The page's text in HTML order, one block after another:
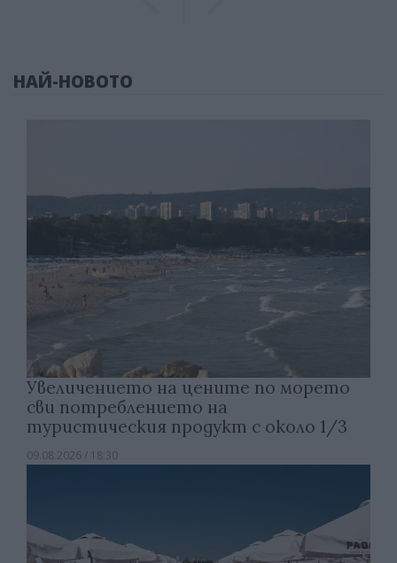
НАЙ-НОВОТО
Увеличението на цените по морето
сви потреблението на
туристическия продукт с около 1/3
09.08.2026 / 18:30